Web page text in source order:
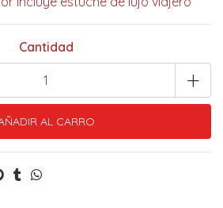
Cantidad
+